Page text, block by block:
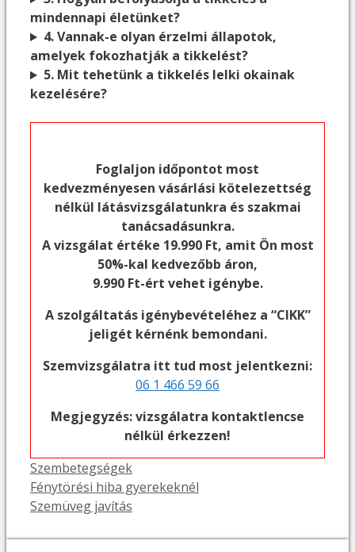
mindennapi életünket?
4. Vannak-e olyan érzelmi állapotok,
amelyek fokozhatják a tikkelést?
5. Mit tehetünk a tikkelés lelki okainak
kezelésére?
Foglaljon időpontot most
kedvezményesen vásárlási kötelezettség
nélkül látásvizsgálatunkra és szakmai
tanácsadásunkra.
A vizsgálat értéke 19.990 Ft, amit Ön most
50%-kal kedvezőbb áron,
9.990 Ft-ért vehet igénybe.
A szolgáltatás igénybevételéhez a “CIKK”
jeligét kérnénk bemondani.
Szemvizsgálatra itt tud most jelentkezni:
06 1 466 59 66
Megjegyzés: vizsgálatra kontaktlencse
nélkül érkezzen!
Kategória
Szembetegségek
Fénytörési hiba gyerekeknél
Szemüveg javítás